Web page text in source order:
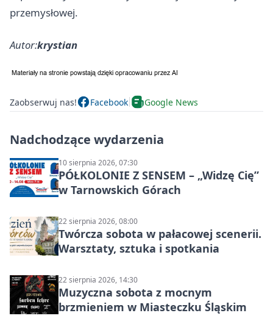
przemysłowej.
Autor:krystian
Zaobserwuj nas! Facebook Google News
Nadchodzące wydarzenia
10 sierpnia 2026, 07:30
PÓŁKOLONIE Z SENSEM – „Widzę Cię”
w Tarnowskich Górach
22 sierpnia 2026, 08:00
Twórcza sobota w pałacowej scenerii.
Warsztaty, sztuka i spotkania
22 sierpnia 2026, 14:30
Muzyczna sobota z mocnym
brzmieniem w Miasteczku Śląskim